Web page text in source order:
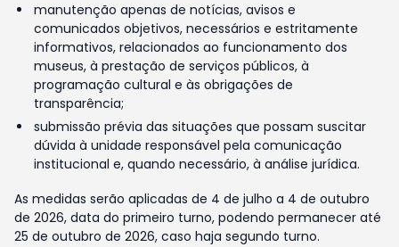
manutenção apenas de notícias, avisos e
comunicados objetivos, necessários e estritamente
informativos, relacionados ao funcionamento dos
museus, à prestação de serviços públicos, à
programação cultural e às obrigações de
transparência;
submissão prévia das situações que possam suscitar
dúvida à unidade responsável pela comunicação
institucional e, quando necessário, à análise jurídica.
As medidas serão aplicadas de 4 de julho a 4 de outubro
de 2026, data do primeiro turno, podendo permanecer até
25 de outubro de 2026, caso haja segundo turno.